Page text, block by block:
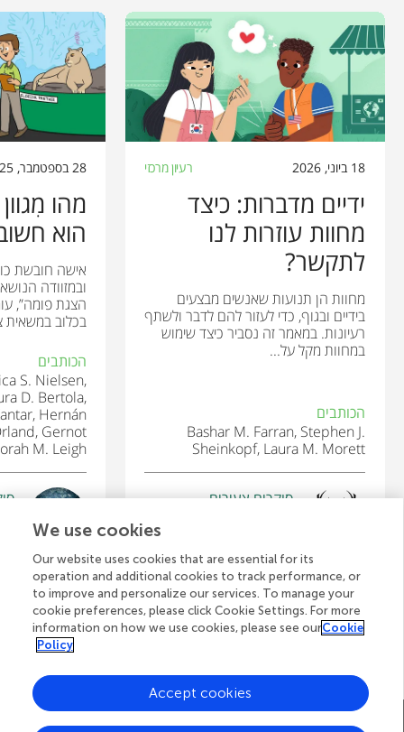
18 ביוני, 2026 רעיון מרכזי
ידיים מדברות: כיצד
מחוות עוזרות לנו
לתקשר?
מחוות הן תנועות שאנשים מבצעים
בידיים ובגוף, כדי לעזור להם לדבר ולשתף
רעיונות. במאמר זה נסביר כיצד שימוש
במחוות מקל על...
הכותבים
Bashar M. Farran, Stephen J.
Sheinkopf, Laura M. Morett
סוקרים צעירים
28 בספטמבר, 2025
מהו
הוא
אישה חובשת
ובמזוודה
הצגת פומה”,
בכלוב
הכותבים
S. Nielsen,
D. Bertola,
Hernán
Gernot
M. Leigh
לצפייה בכל המאמרים
דף הבית של Frontiers בלוג צרו קשר
We use cookies
Our website uses cookies that are essential for its
operation and additional cookies to track performance, or
to improve and personalize our services. To manage your
cookie preferences, please click Cookie Settings. For more
information on how we use cookies, please see ourCookie
Policy
Accept cookies